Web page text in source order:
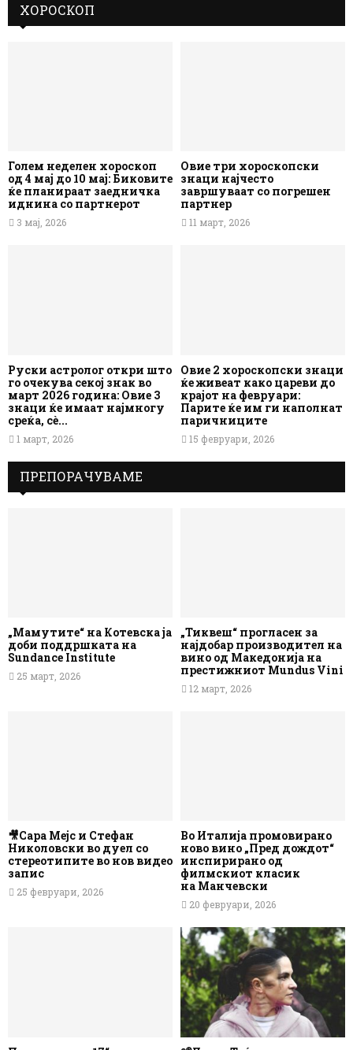
ХОРОСКОП
Голем неделен хороскоп
од 4 мај до 10 мај: Биковите
ќе планираат заедничка
иднина со партнерот
3 мај, 2026
Овие три хороскопски
знаци најчесто
завршуваат со погрешен
партнер
11 март, 2026
Руски астролог откри што
го очекува секој знак во
март 2026 година: Овие 3
знаци ќе имаат најмногу
среќа, сè...
1 март, 2026
Овие 2 хороскопски знаци
ќе живеат како цареви до
крајот на февруари:
Парите ќе им ги наполнат
паричниците
15 февруари, 2026
ПРЕПОРАЧУВАМЕ
„Мамутите“ на Котевска ја
доби поддршката на
Sundance Institute
25 март, 2026
„Тиквеш“ прогласен за
најдобар производител на
вино од Македонија на
престижниот Mundus Vini
12 март, 2026
🎥Сара Мејс и Стефан
Николовски во дуел со
стереотипите во нов видео
запис
25 февруари, 2026
Во Италија промовирано
ново вино „Пред дождот“
инспирирано од
филмскиот класик
на Манчевски
20 февруари, 2026